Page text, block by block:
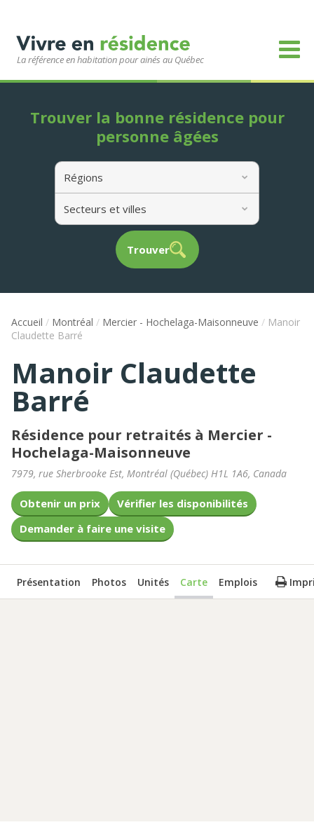
La référence en habitation pour ainés au Québec
Régions
Secteurs et villes
Trouver
Trouver la bonne résidence pour
personne âgées
Accueil / Montréal / Mercier - Hochelaga-Maisonneuve / Manoir
Claudette Barré
Manoir Claudette
Barré
Résidence pour retraités à Mercier -
Hochelaga-Maisonneuve
7979, rue Sherbrooke Est, Montréal (Québec) H1L 1A6, Canada
Obtenir un prix
Vérifier les disponibilités
Demander à faire une visite
Présentation Photos Unités Carte Emplois